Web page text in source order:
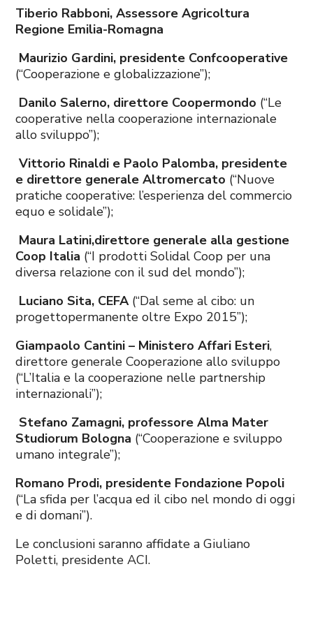
Tiberio Rabboni, Assessore Agricoltura
Regione Emilia-Romagna
Maurizio Gardini, presidente Confcooperative
(“Cooperazione e globalizzazione”);
Danilo Salerno, direttore Coopermondo (“Le
cooperative nella cooperazione internazionale
allo sviluppo”);
Vittorio Rinaldi e Paolo Palomba, presidente
e direttore generale Altromercato (“Nuove
pratiche cooperative: l’esperienza del commercio
equo e solidale”);
Maura Latini,direttore generale alla gestione
Coop Italia (“I prodotti Solidal Coop per una
diversa relazione con il sud del mondo”);
Luciano Sita, CEFA(“Dal seme al cibo: un
progettopermanente oltre Expo 2015”);
Giampaolo Cantini – Ministero Affari Esteri,
direttore generale Cooperazione allo sviluppo
(“L’Italia e la cooperazione nelle partnership
internazionali”);
Stefano Zamagni, professore Alma Mater
Studiorum Bologna (“Cooperazione e sviluppo
umano integrale”);
Romano Prodi, presidente Fondazione Popoli
(“La sfida per l’acqua ed il cibo nel mondo di oggi
e di domani”).
Le conclusioni saranno affidate a Giuliano
Poletti, presidente ACI.